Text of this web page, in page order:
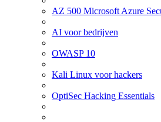
AZ 500 Microsoft Azure
AI voor bedrijven
OWASP 10
Kali Linux voor hackers
OptiSec Hacking Essentials